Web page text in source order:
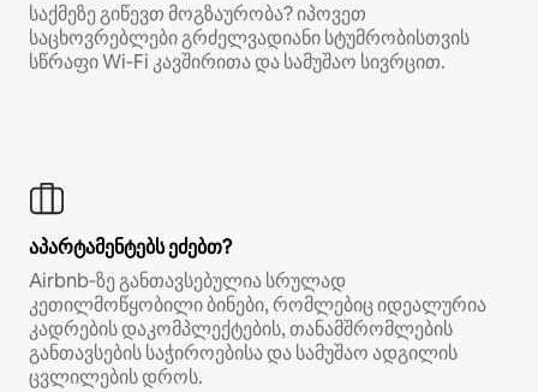
საქმეზე გიწევთ მოგზაურობა? იპოვეთ
საცხოვრებლები გრძელვადიანი სტუმრობისთვის
სწრაფი Wi‑Fi კავშირითა და სამუშაო სივრცით.
აპარტამენტებს ეძებთ?
Airbnb‑ზე განთავსებულია სრულად
კეთილმოწყობილი ბინები, რომლებიც იდეალურია
კადრების დაკომპლექტების, თანამშრომლების
განთავსების საჭიროებისა და სამუშაო ადგილის
ცვლილების დროს.